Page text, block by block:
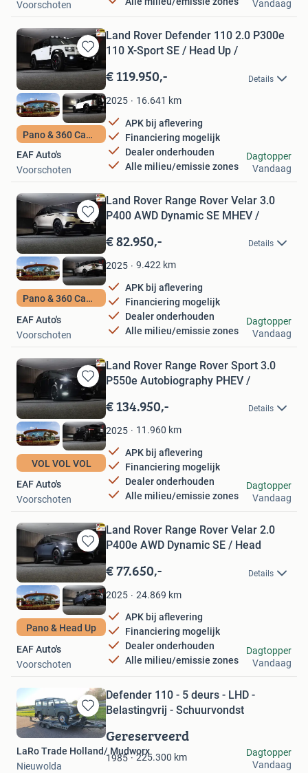
Voorschoten Vandaag
Bewaren
in
Mijn
Favorieten
Pano & 360 Camera
Land Rover Defender 110 2.0 P300e
110 X-Sport SE / Head Up /
€ 119.950,- Details
2025 16.641 km
APK bij aflevering
Financiering mogelijk
Dealer onderhouden
Alle milieu/emissie zones
EAF Auto's
Voorschoten
Dagtopper
Vandaag
Bewaren
in
Mijn
Favorieten
Pano & 360 Camera
Land Rover Range Rover Velar 3.0
P400 AWD Dynamic SE MHEV /
€ 82.950,- Details
2025 9.422 km
APK bij aflevering
Financiering mogelijk
Dealer onderhouden
Alle milieu/emissie zones
EAF Auto's
Voorschoten
Dagtopper
Vandaag
Bewaren
in
Favorieten
VOL VOL VOL
Land Rover Range Rover Sport 3.0
P550e Autobiography PHEV /
€ 134.950,- Details
2025 11.960 km
APK bij aflevering
Financiering mogelijk
Dealer onderhouden
Alle milieu/emissie zones
EAF Auto's
Voorschoten
Dagtopper
Vandaag
Bewaren
in
Mijn
Favorieten
Pano & Head Up
Land Rover Range Rover Velar 2.0
P400e AWD Dynamic SE / Head
€ 77.650,- Details
2025 24.869 km
APK bij aflevering
Financiering mogelijk
Dealer onderhouden
Alle milieu/emissie zones
EAF Auto's
Voorschoten
Dagtopper
Vandaag
Bewaren
in
Favorieten
Defender 110 - 5 deurs - LHD -
Belastingvrij - Schuurvondst
Gereserveerd
1985 225.300 km
LaRo Trade Holland/ Mudworx
Nieuwolda
Dagtopper
Vandaag